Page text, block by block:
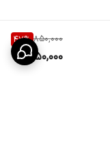
850,000
47%
450,000